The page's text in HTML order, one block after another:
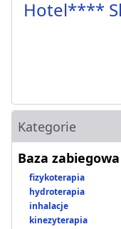
Hotel****
Kategorie
Baza zabiegowa
fizykoterapia
hydroterapia
inhalacje
kinezyterapia